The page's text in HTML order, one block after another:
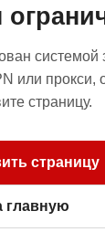
системой
или прокси,
страницу.
страницу
главную